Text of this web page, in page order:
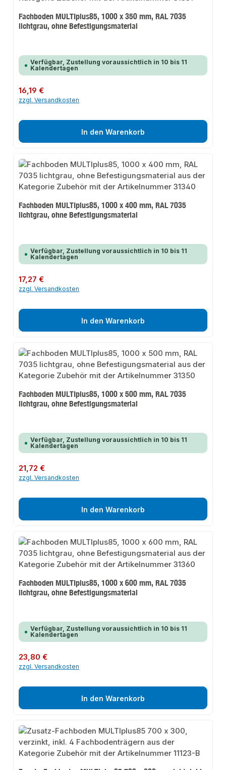
Fachboden MULTIplus85, 1000 x 350 mm, RAL 7035
lichtgrau, ohne Befestigungsmaterial
Verfügbar, Zustellung voraussichtlich in 10 bis 11
Kalendertagen
Regulärer Preis:
16,19 €
zzgl. Versandkosten
In den Warenkorb
Fachboden MULTIplus85, 1000 x 400 mm, RAL 7035
lichtgrau, ohne Befestigungsmaterial
Verfügbar, Zustellung voraussichtlich in 10 bis 11
Kalendertagen
Regulärer Preis:
17,27 €
zzgl. Versandkosten
In den Warenkorb
Fachboden MULTIplus85, 1000 x 500 mm, RAL 7035
lichtgrau, ohne Befestigungsmaterial
Verfügbar, Zustellung voraussichtlich in 10 bis 11
Kalendertagen
Regulärer Preis:
21,72 €
zzgl. Versandkosten
In den Warenkorb
Fachboden MULTIplus85, 1000 x 600 mm, RAL 7035
lichtgrau, ohne Befestigungsmaterial
Verfügbar, Zustellung voraussichtlich in 10 bis 11
Kalendertagen
Regulärer Preis:
23,80 €
zzgl. Versandkosten
In den Warenkorb